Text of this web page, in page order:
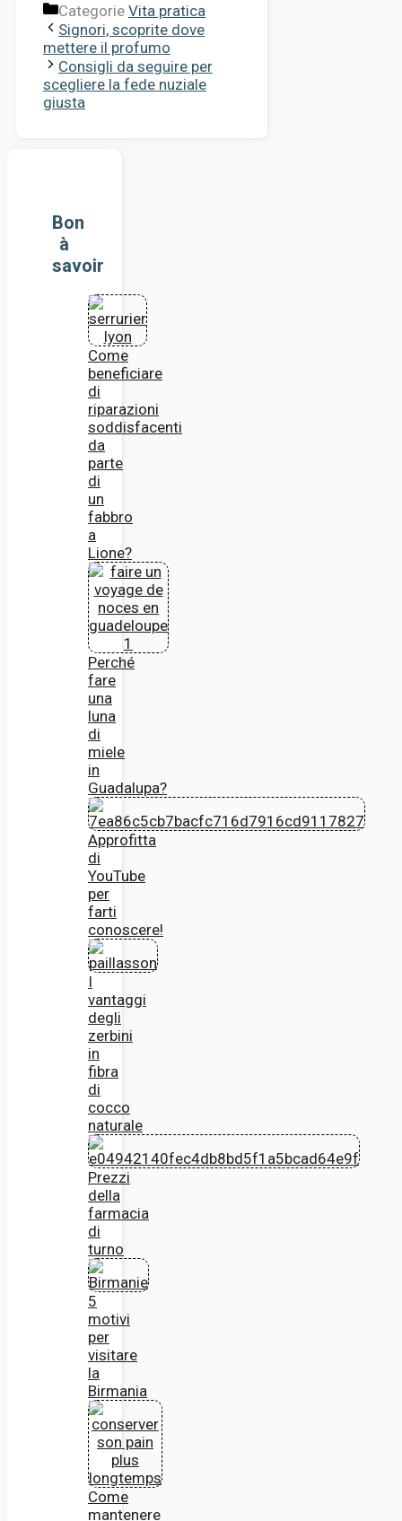
Categorie Vita pratica
Signori, scoprite dove
mettere il profumo
Consigli da seguire per
scegliere la fede nuziale
giusta
Bon
à
savoir
Come
beneficiare
di
riparazioni
soddisfacenti
da
parte
di
un
fabbro
a
Lione?
Perché
fare
una
luna
di
miele
in
Guadalupa?
Approfitta
di
YouTube
per
farti
conoscere!
I
vantaggi
degli
zerbini
in
fibra
di
cocco
naturale
Prezzi
della
farmacia
di
turno
5
motivi
per
visitare
la
Birmania
Come
mantenere